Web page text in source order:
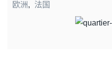
欧洲, 法国